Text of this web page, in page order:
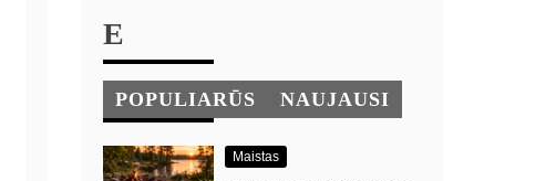
E
POPULIARŪS NAUJAUSI
Maistas